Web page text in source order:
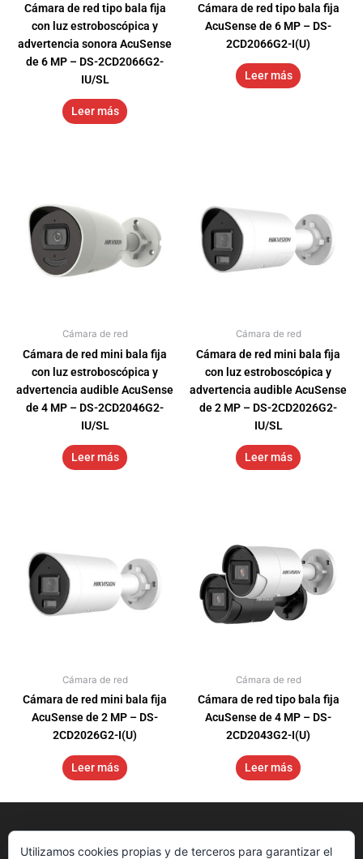
Cámara de red tipo bala fija
con luz estroboscópica y
advertencia sonora AcuSense
de 6 MP – DS-2CD2066G2-
IU/SL
Leer más
Cámara de red tipo bala fija
AcuSense de 6 MP – DS-
2CD2066G2-I(U)
Leer más
Cámara de red
Cámara de red mini bala fija
con luz estroboscópica y
advertencia audible AcuSense
de 4 MP – DS-2CD2046G2-
IU/SL
Leer más
Cámara de red
Cámara de red mini bala fija
con luz estroboscópica y
advertencia audible AcuSense
de 2 MP – DS-2CD2026G2-
IU/SL
Leer más
Cámara de red
Cámara de red mini bala fija
AcuSense de 2 MP – DS-
2CD2026G2-I(U)
Leer más
Cámara de red
Cámara de red tipo bala fija
AcuSense de 4 MP – DS-
2CD2043G2-I(U)
Leer más
Utilizamos cookies propias y de terceros para garantizar el